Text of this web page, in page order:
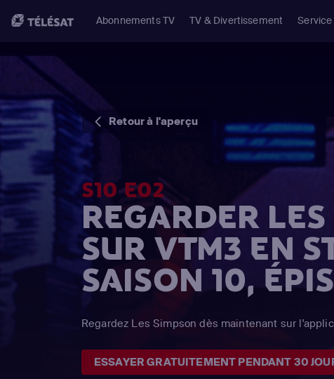
Abonnements TV TV & Divertissement
Retour à l'aperçu
S10 E02
REGARDER
SUR VTM3 EN
SAISON 10,
Regardez Les Simpson dès maintenant sur
ESSAYER GRATUITEMENT PENDANT 30